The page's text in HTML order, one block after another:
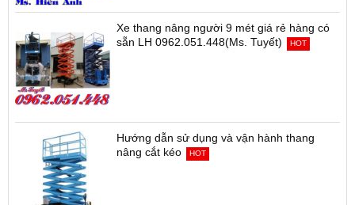
Xe thang nâng người 9 mét giá rẻ hàng có
sẵn LH 0962.051.448(Ms. Tuyết)
HOT
Hướng dẫn sử dụng và vận hành thang
nâng cắt kéo
HOT